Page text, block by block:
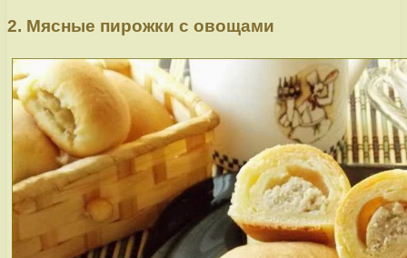
2. Мясные пирожки с овощами